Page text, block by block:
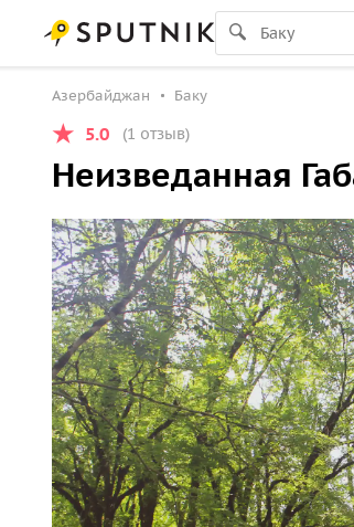
Азербайджан Баку
5.0 (1 отзыв)
Неизведанная